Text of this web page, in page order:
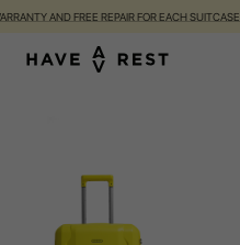
AND FREE REPAIR FOR EACH SUITCASE